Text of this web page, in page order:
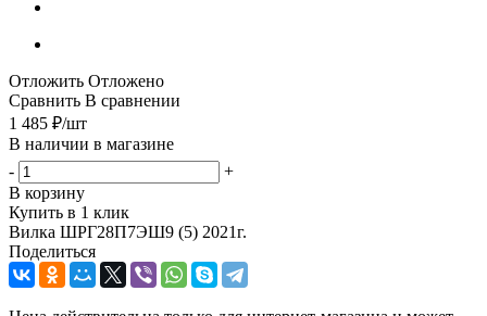
Отложить Отложено
Сравнить В сравнении
1 485 ₽/шт
В наличии в магазине
-
+
В корзину
Купить в 1 клик
Вилка ШРГ28П7ЭШ9 (5) 2021г.
Поделиться